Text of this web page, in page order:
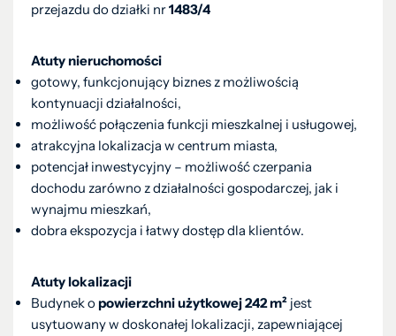
przejazdu do działki nr1483/4
Atuty nieruchomości
gotowy, funkcjonujący biznes z możliwością
kontynuacji działalności,
możliwość połączenia funkcji mieszkalnej i usługowej,
atrakcyjna lokalizacja w centrum miasta,
potencjał inwestycyjny – możliwość czerpania
dochodu zarówno z działalności gospodarczej, jak i
wynajmu mieszkań,
dobra ekspozycja i łatwy dostęp dla klientów.
Atuty lokalizacji
Budynek opowierzchni użytkowej 242 m² jest
usytuowany w doskonałej lokalizacji, zapewniającej